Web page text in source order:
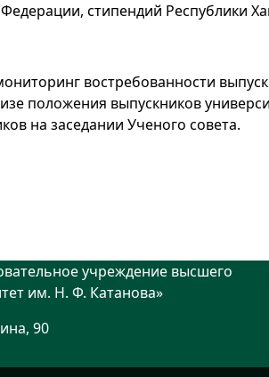
стипендий Республики
востребованности
положения выпускников
на заседании Ученого совета.
учреждение высшего
им. Н. Ф. Катанова»
90